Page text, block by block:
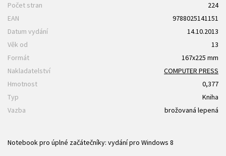
Počet stran
224
EAN
9788025141151
Datum vydání
14.10.2013
Věk od
13
Formát
167x225 mm
Nakladatelství
COMPUTER PRESS
Hmotnost
0,377
Typ
Kniha
Vazba
brožovaná lepená
Notebook pro úplné začátečníky: vydání pro Windows 8